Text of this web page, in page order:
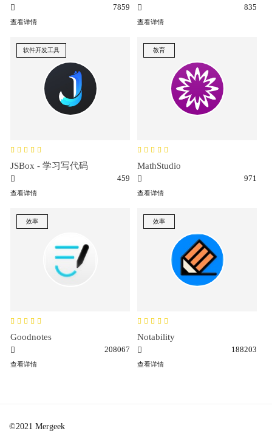
7859
查看详情
835
查看详情
软件开发工具
JSBox - 学习写代码
459
查看详情
教育
MathStudio
971
查看详情
效率
Goodnotes
208067
查看详情
效率
Notability
188203
查看详情
©2021 Mergeek